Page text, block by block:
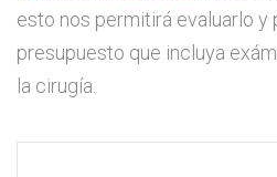
esto nos permitirá evaluarlo y
presupuesto que incluya
la cirugía.